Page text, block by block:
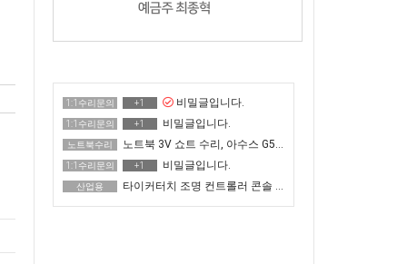
1:1수리문의 +1 비밀글입니다.
1:1수리문의 +1 비밀글입니다.
노트북수리 노트북 3V 쇼트 수리, 아수스 G513QR 전원 안 켜짐
1:1수리문의 +1 비밀글입니다.
산업용 타이커터치 조명 컨트롤러 콘솔 화면 안 나옴 메인보드 수리